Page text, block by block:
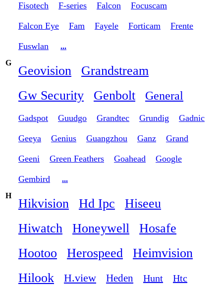
Fisotech F-series Falcon Focuscam
Falcon Eye Fam Fayele Forticam Frente
Fuswlan
...
G
Geovision
Grandstream
Gw Security
Genbolt General
Gadspot Guudgo Grandtec Grundig Gadnic
Geeya Genius Guangzhou Ganz Grand
Geeni Green Feathers Goahead Google
Gembird
...
H
Hikvision Hd Ipc
Hiseeu
Hiwatch
Honeywell
Hosafe
Hootoo
Herospeed
Heimvision
Hilook
H.view Heden Hunt Htc